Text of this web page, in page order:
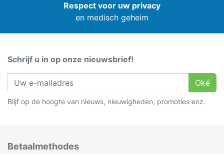
Respect voor uw privacy
en medisch geheim
Schrijf u in op onze nieuwsbrief!
Oké
Blijf op de hoogte van nieuws, nieuwigheden, promoties enz.
Betaalmethodes